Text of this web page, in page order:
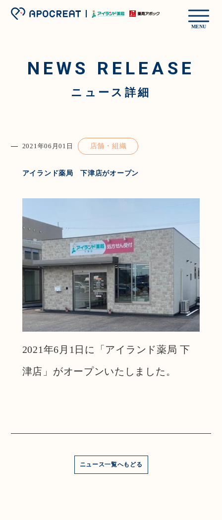
MENU
NEWS RELEASE
ニュース詳細
2021年06月01日 店舗・組織
アイランド薬局 下津店がオープン
2021年6月1日に「アイランド薬局 下
津店」がオープンいたしました。
ニュース一覧へもどる